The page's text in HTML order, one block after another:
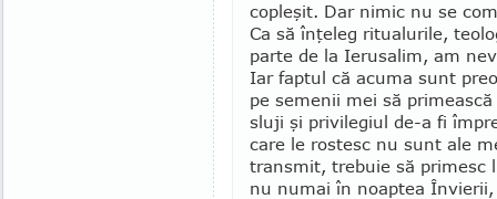
copleşit. Dar nimic nu se
Ca să înţeleg ritua­lu­ri­le,
parte de la Ie­ru­salim, am
Iar faptul că acuma sunt
pe semenii mei să
sluji şi privilegiul de-a fi
care le rostesc nu sunt ale
transmit, trebuie să primesc
nu numai în noaptea